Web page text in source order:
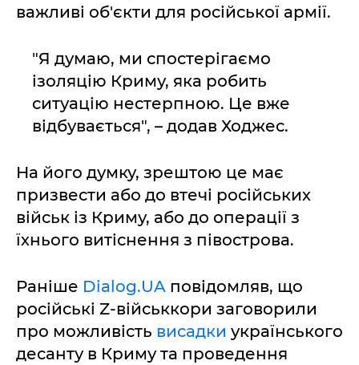
важливі об'єкти для російської армії.
"Я думаю, ми спостерігаємо
ізоляцію Криму, яка робить
ситуацію нестерпною. Це вже
відбувається", – додав Ходжес.
На його думку, зрештою це має
призвести або до втечі російських
військ із Криму, або до операції з
їхнього витіснення з півострова.
Раніше Dialog.UA повідомляв, що
російські Z-військкори заговорили
про можливість висадки українського
десанту в Криму та проведення